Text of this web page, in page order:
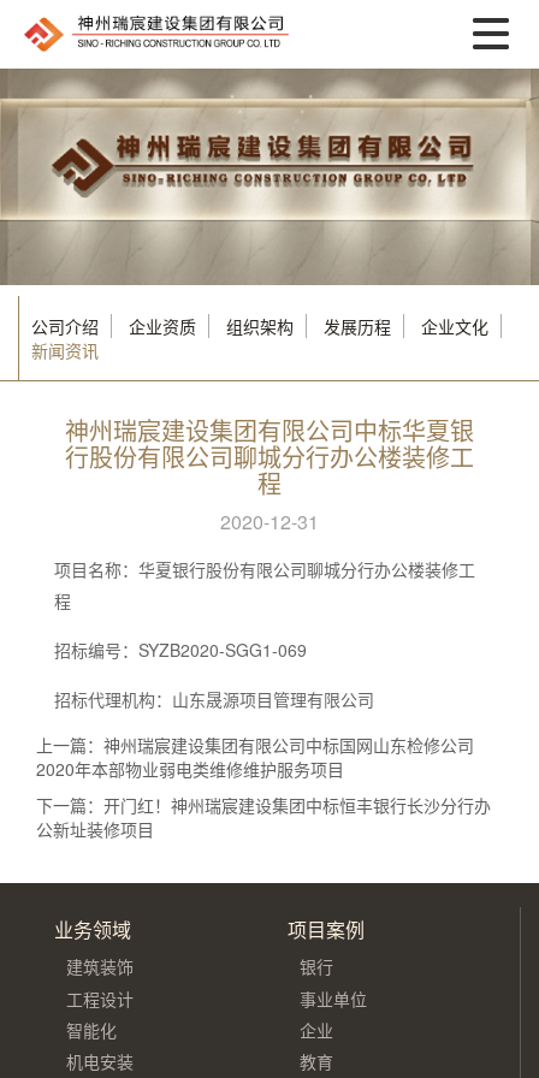
公司介绍 企业资质 组织架构 发展历程
企业文化
新闻资讯
神州瑞宸建设集团有限公司中标华夏银
行股份有限公司聊城分行办公楼装修工
程
2020-12-31
项目名称：华夏银行股份有限公司聊城分行办公楼装修工
程
招标编号：SYZB2020-SGG1-069
招标代理机构：山东晟源项目管理有限公司
上一篇： 神州瑞宸建设集团有限公司中标国网山东检修公司
2020年本部物业弱电类维修维护服务项目
下一篇： 开门红！神州瑞宸建设集团中标恒丰银行长沙分行办
公新址装修项目
业务领域
建筑装饰
工程设计
智能化
机电安装
项目案例
银行
事业单位
企业
教育